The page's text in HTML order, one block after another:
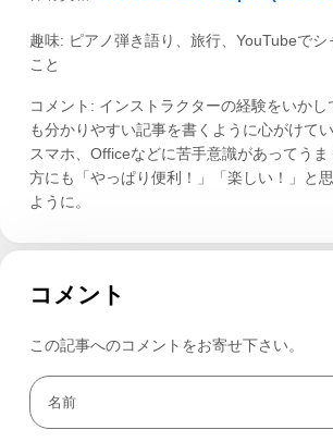
趣味: ピアノ弾き語り、旅行、YouTubeでシ
こと
コメント: インストラクターの経験をいか
も分かりやすい記事を書くように心がけて
スマホ、Officeなどに苦手意識があってう
方にも「やっぱり便利！」「楽しい！」と
ように。
コメント
この記事へのコメントをお寄せ下さい。